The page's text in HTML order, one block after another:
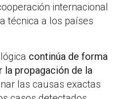
internacional
técnica a los países
continúa de forma
la propagación de la
las causas exactas